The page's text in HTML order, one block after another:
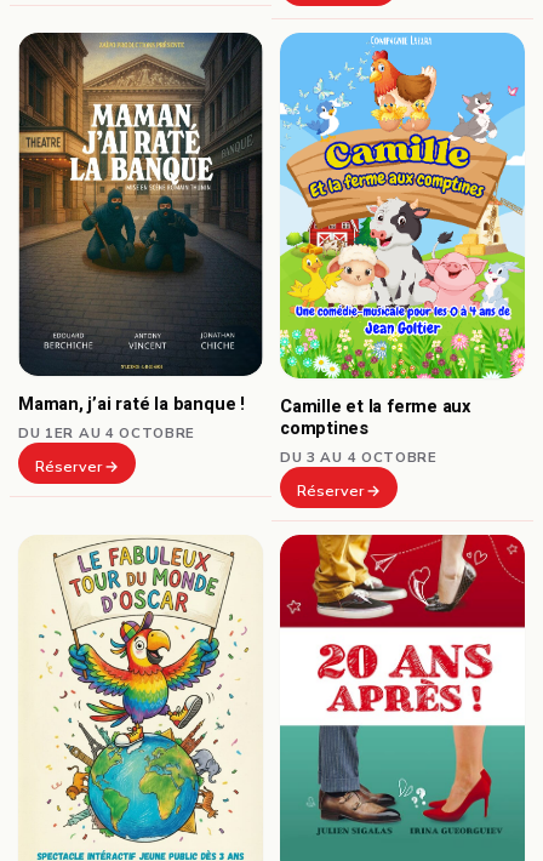
Maman, j’ai raté la banque !
DU 1ER AU 4 OCTOBRE
Réserver
Camille et la ferme aux
comptines
DU 3 AU 4 OCTOBRE
Réserver